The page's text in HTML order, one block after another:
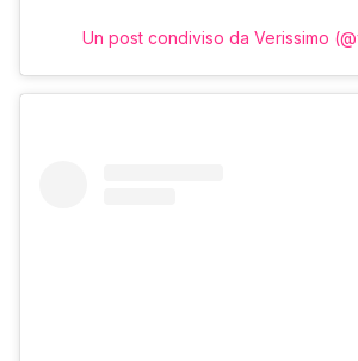
Un post condiviso da Verissimo